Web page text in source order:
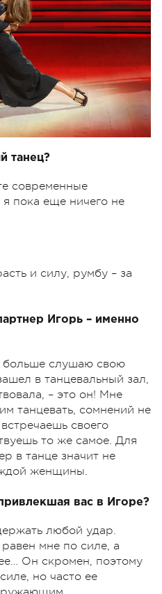
танец?
современные
пока еще ничего не
и силу, румбу – за
Игорь – именно
больше слушаю свою
в танцевальный зал,
– это он! Мне
танцевать, сомнений не
своего
то же самое. Для
в танце значит не
женщины.
вас в Игоре?
любой удар.
мне по силе, а
Он скромен, поэтому
но часто ее